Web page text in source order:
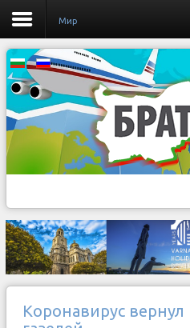
Мир
Коронавирус